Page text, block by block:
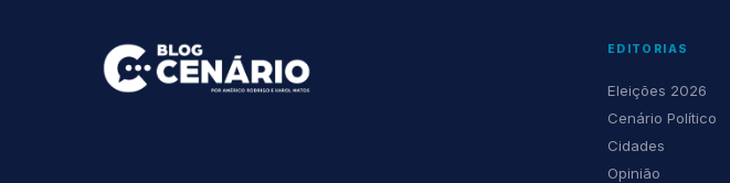
EDITORIAS
Eleições 2026
Cenário Político
Cidades
Opinião